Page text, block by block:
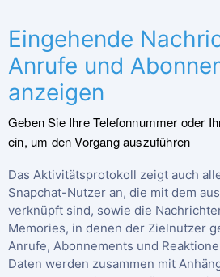
Eingehende
Anrufe und
anzeigen
Geben Sie Ihre Telefonnummer oder
ein, um den Vorgang auszuführen
Das Aktivitätsprotokoll zeigt auch
Snapchat-Nutzer an, die mit dem
verknüpft sind, sowie die
Memories, in denen der Zielnutzer
Anrufe, Abonnements und
Daten werden zusammen mit